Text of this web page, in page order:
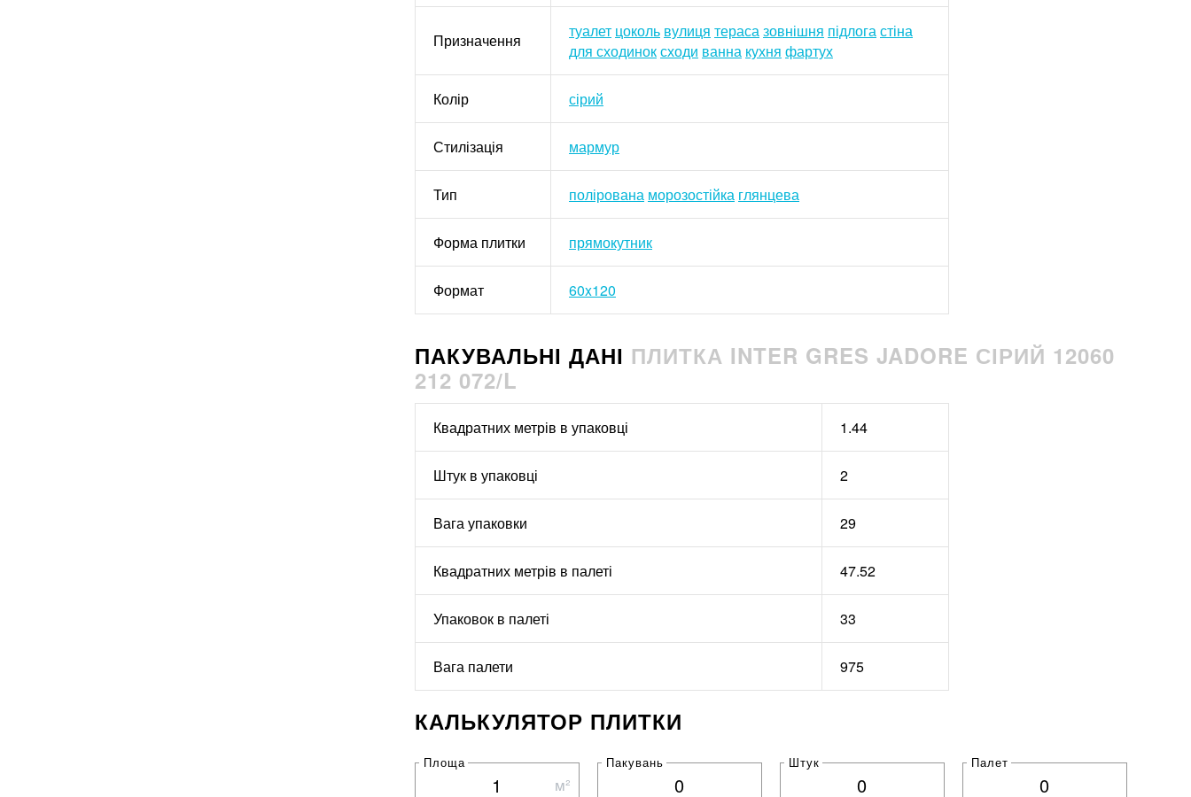
Призначення туалет цоколь вулиця терасазовнішня підлогастіна
для сходиноксходи ванна кухня фартух
Колір сірий
Стилізація мармур
Тип полірована морозостійка глянцева
Форма плитки прямокутник
Формат 60x120
ПАКУВАЛЬНІ ДАНІ ПЛИТКА INTER GRES JADORE СІРИЙ 12060
212 072/L
Квадратних метрів в упаковці 1.44
Штук в упаковці 2
Вага упаковки 29
Квадратних метрів в палеті 47.52
Упаковок в палеті 33
Вага палети 975
КАЛЬКУЛЯТОР ПЛИТКИ
Площа
м²
Пакувань Штук Палет